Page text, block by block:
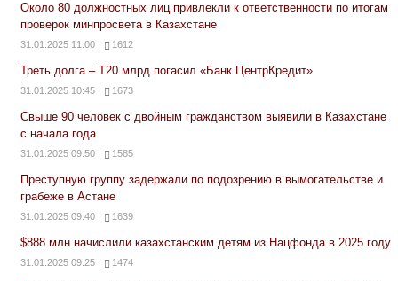
Около 80 должностных лиц привлекли к ответственности по итогам
проверок минпросвета в Казахстане
31.01.2025 11:00 1612
Треть долга – Т20 млрд погасил «Банк ЦентрКредит»
31.01.2025 10:45 1673
Свыше 90 человек с двойным гражданством выявили в Казахстане
с начала года
31.01.2025 09:50 1585
Преступную группу задержали по подозрению в вымогательстве и
грабеже в Астане
31.01.2025 09:40 1639
$888 млн начислили казахстанским детям из Нацфонда в 2025 году
31.01.2025 09:25 1474